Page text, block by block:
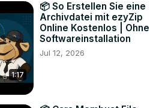
1:17
📦 So Erstellen Sie eine
Archivdatei mit ezyZip
Online Kostenlos | Ohne
Softwareinstallation
Jul 12, 2026